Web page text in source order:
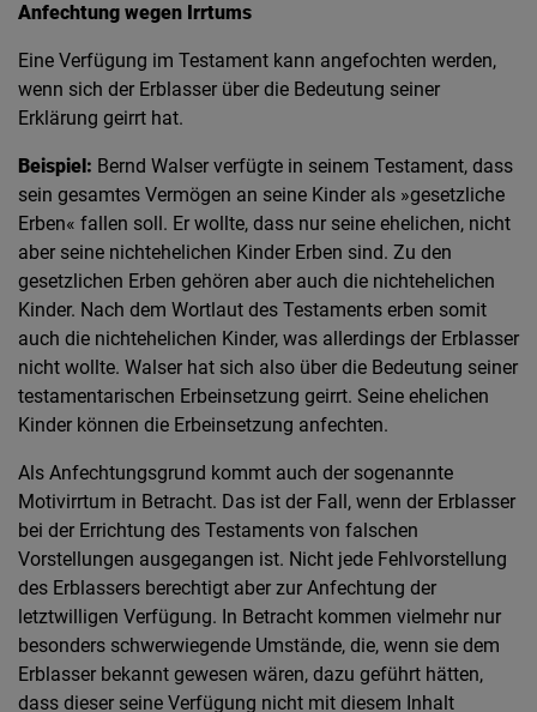
Anfechtung wegen Irrtums
Eine Verfügung im Testament kann angefochten werden,
wenn sich der Erblasser über die Bedeutung seiner
Erklärung geirrt hat.
Beispiel: Bernd Walser verfügte in seinem Testament, dass
sein gesamtes Vermögen an seine Kinder als »gesetzliche
Erben« fallen soll. Er wollte, dass nur seine ehelichen, nicht
aber seine nichtehelichen Kinder Erben sind. Zu den
gesetzlichen Erben gehören aber auch die nichtehelichen
Kinder. Nach dem Wortlaut des Testaments erben somit
auch die nichtehelichen Kinder, was allerdings der Erblasser
nicht wollte. Walser hat sich also über die Bedeutung seiner
testamentarischen Erbeinsetzung geirrt. Seine ehelichen
Kinder können die Erbeinsetzung anfechten.
Als Anfechtungsgrund kommt auch der sogenannte
Motivirrtum in Betracht. Das ist der Fall, wenn der Erblasser
bei der Errichtung des Testaments von falschen
Vorstellungen ausgegangen ist. Nicht jede Fehlvorstellung
des Erblassers berechtigt aber zur Anfechtung der
letztwilligen Verfügung. In Betracht kommen vielmehr nur
besonders schwerwiegende Umstände, die, wenn sie dem
Erblasser bekannt gewesen wären, dazu geführt hätten,
dass dieser seine Verfügung nicht mit diesem Inhalt